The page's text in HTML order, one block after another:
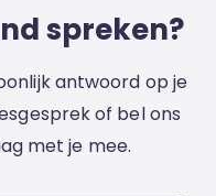
spreken?
antwoord op je
of bel ons
met je mee.